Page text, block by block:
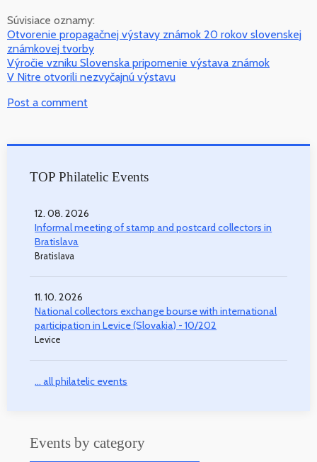
Súvisiace oznamy:
Otvorenie propagačnej výstavy známok 20 rokov slovenskej
známkovej tvorby
Výročie vzniku Slovenska pripomenie výstava známok
V Nitre otvorili nezvyčajnú výstavu
Post a comment
TOP Philatelic Events
12. 08. 2026
Informal meeting of stamp and postcard collectors in
Bratislava
Bratislava
11. 10. 2026
National collectors exchange bourse with international
participation in Levice (Slovakia) - 10/202
Levice
... all philatelic events
Events by category